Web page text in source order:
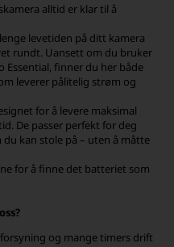
alltid er klar til å
levetiden på ditt kamera
rundt. Uansett om du bruker
Essential, finner du her både
leverer pålitelig strøm og
for å levere maksimal
De passer perfekt for deg
kan stole på – uten å måtte
for å finne det batteriet som
og mange timers drift